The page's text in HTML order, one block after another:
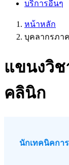
บริการอื่นๆ
หน้าหลัก
บุคลากรภา
แขนงวิ
คลินิก
นักเทคนิคกา